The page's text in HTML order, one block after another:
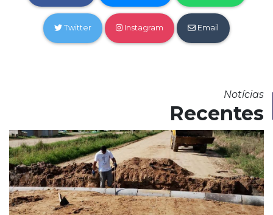
Twitter Instagram Email
Notícias
Recentes